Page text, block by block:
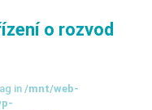
o rozvod
in/mnt/web-